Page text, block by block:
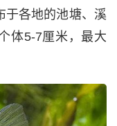
于各地的池塘、溪
体5-7厘米，最大